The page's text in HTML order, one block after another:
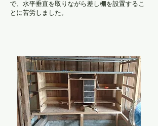
で、水平垂直を取りながら差し棚を設置するこ
とに苦労しました。